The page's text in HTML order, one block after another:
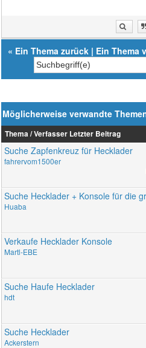
« Ein Thema zurück | Ein Thema
Möglicherweise verwandte
Thema / Verfasser Letzter Beitrag
Suche Zapfenkreuz für Hecklader
fahrervom1500er
Suche Hecklader + Konsole für die
Huaba
Verkaufe Hecklader Konsole
Martl-EBE
Suche Haufe Hecklader
hdt
Suche Hecklader
Ackerstern